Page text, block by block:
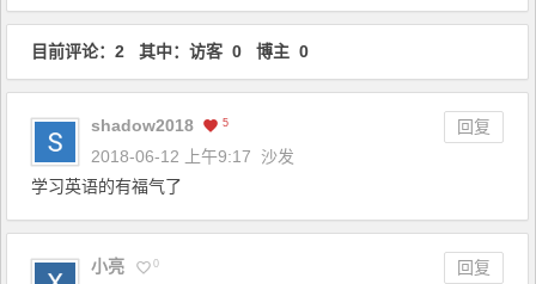
目前评论：2 其中：访客 0 博主 0
shadow2018 5
回复
2018-06-12 上午9:17
沙发
学习英语的有福气了
小亮 0 回复